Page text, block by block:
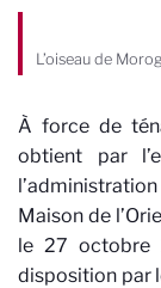
L’oiseau de
À force de
obtient par
Maison de
le 27 octobre
disposition par